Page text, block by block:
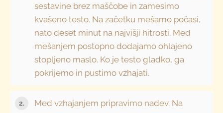
sestavine brez maščobe in zamesimo
kvašeno testo. Na začetku mešamo počasi,
nato deset minut na najvišji hitrosti. Med
mešanjem postopno dodajamo ohlajeno
stopljeno maslo. Ko je testo gladko, ga
pokrijemo in pustimo vzhajati.
Med vzhajanjem pripravimo nadev. Na